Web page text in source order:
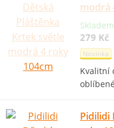
modrá
Skladem
279 Kč
Novinka
Kvalitní
Pidilidi